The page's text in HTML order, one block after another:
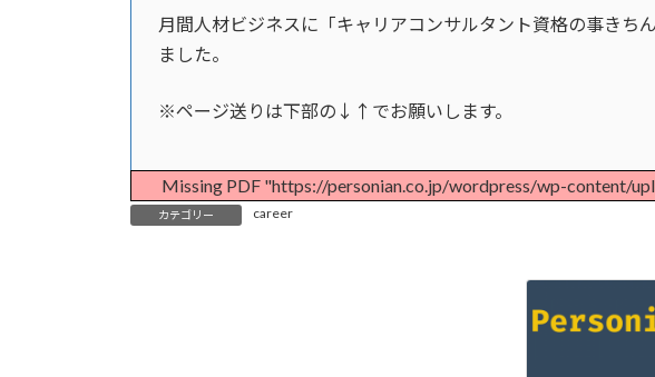
日
月間人材ビジネスに「キャリアコンサルタント資格の事きち
ました。
※ページ送りは下部の↓↑でお願いします。
Missing PDF "https://personian.co.jp/wordpress/wp-content/
カテゴリー career